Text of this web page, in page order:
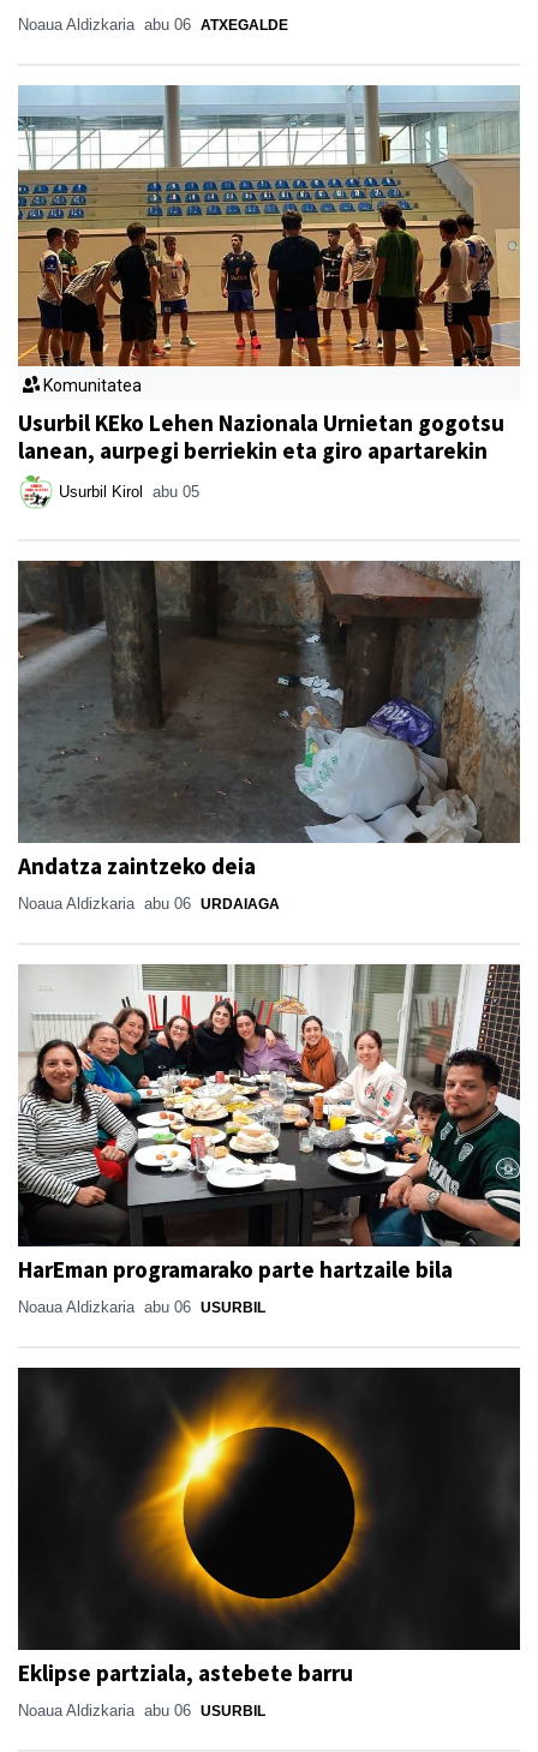
Noaua Aldizkaria abu 06 ATXEGALDE
Komunitatea
Usurbil KEko Lehen Nazionala Urnietan gogotsu
lanean, aurpegi berriekin eta giro apartarekin
Usurbil Kirol abu 05
Andatza zaintzeko deia
Noaua Aldizkaria abu 06 URDAIAGA
HarEman programarako parte hartzaile bila
Noaua Aldizkaria abu 06 USURBIL
Eklipse partziala, astebete barru
Noaua Aldizkaria abu 06 USURBIL